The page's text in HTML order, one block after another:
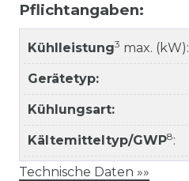
Pflichtangaben:
Kühlleistung3 max. (kW):
Gerätetyp:
Kühlungsart:
Kältemitteltyp/GWP8:
Technische Daten »»